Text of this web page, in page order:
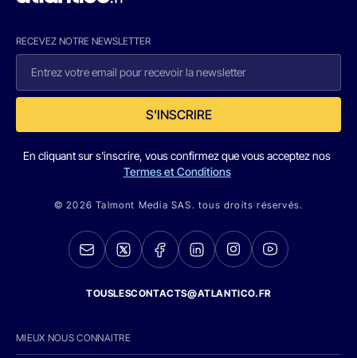
RECEVEZ NOTRE NEWSLETTER
S'INSCRIRE
En cliquant sur s'inscrire, vous confirmez que vous acceptez nos
Termes et Conditions
© 2026 Talmont Media SAS. tous droits réservés.
TOUSLESCONTACTS@ATLANTICO.FR
MIEUX NOUS CONNAITRE